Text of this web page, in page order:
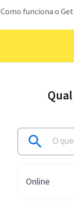
Como funciona o
Online